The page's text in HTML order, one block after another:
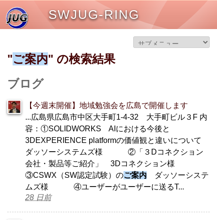
SWJUG-RING
"ご案内" の検索結果
ブログ
【今週末開催】地域勉強会を広島で開催します
...広島県広島市中区大手町1-4-32 大手町ビル３F 内
容：①SOLIDWORKS AIにおける今後と
3DEXPERIENCE platformの価値観と違いについて
ダッソーシステムズ様 ②「３Dコネクション
会社・製品等ご紹介」 3Dコネクション様
③CSWX（SW認定試験）のご案内 ダッソーシステ
ムズ様 ④ユーザーがユーザーに送るT...
28 日前